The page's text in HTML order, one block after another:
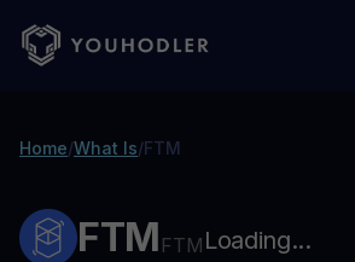
Home/What Is/FTM
FTM FTM Loading...